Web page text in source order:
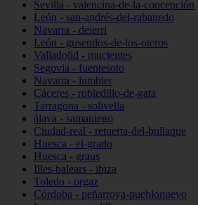
Sevilla - valencina-de-la-concepción
León - san-andrés-del-rabanedo
Navarra - deierri
León - gusendos-de-los-oteros
Valladolid - mucientes
Segovia - fuentesoto
Navarra - lumbier
Cáceres - robledillo-de-gata
Tarragona - solivella
álava - samaniego
Ciudad-real - retuerta-del-bullaque
Huesca - el-grado
Huesca - graus
Illes-balears - ibiza
Toledo - orgaz
Córdoba - peñarroya-pueblonuevo